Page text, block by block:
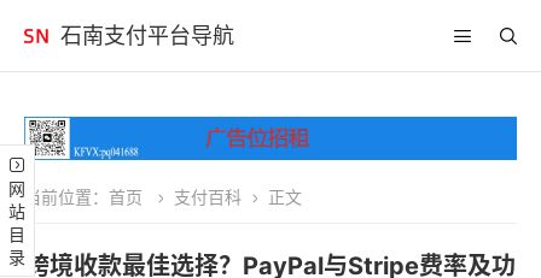
石南支付平台导航
网站目录 当前位置： 首页 支付百科 正文
跨境收款最佳选择？PayPal与Stripe费率及功